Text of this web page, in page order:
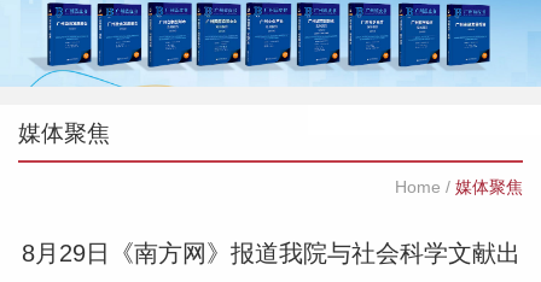
媒体聚焦
Home / 媒体聚焦
8月29日《南方网》报道我院与社会科学文献出